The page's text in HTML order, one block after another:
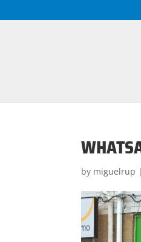
by miguelrup |